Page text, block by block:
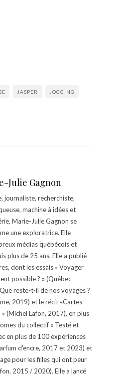
JASPER JOGGING
Julie Gagnon
journaliste, recherchiste,
machine à idées et
Marie-Julie Gagnon se
une exploratrice. Elle
médias québécois et
plus de 25 ans. Elle a publié
dont les essais « Voyager
possible ? » (Québec
reste-t-il de nos voyages ?
2019) et le récit «Cartes
(Michel Lafon, 2017), en plus
du collectif « Testé et
en plus de 100 expériences
d'encre, 2017 et 2023) et
pour les filles qui ont peur
2015 / 2020). Elle a lancé